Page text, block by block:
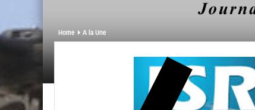
Home A la Une